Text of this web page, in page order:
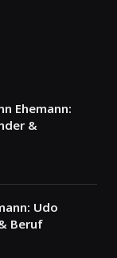
Ehemann:
&
Udo
Beruf